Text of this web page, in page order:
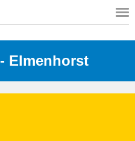
- Elmenhorst